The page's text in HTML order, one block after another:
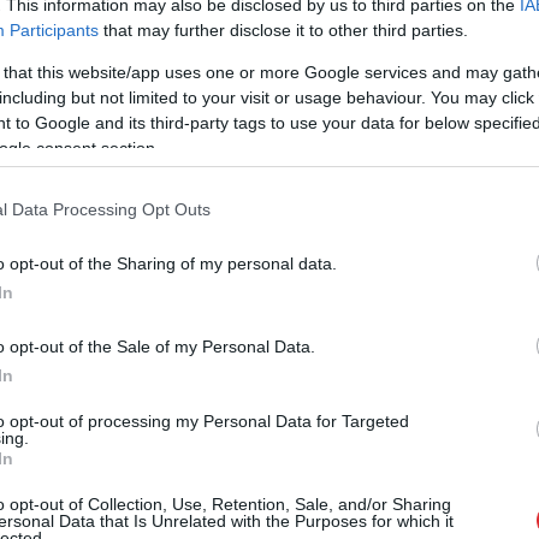
This information may also be disclosed by us to third parties on the
Participants that may further disclose it to other third parties.
that this website/app uses one or more Google services and may
but not limited to your visit or usage behaviour. You may
to Google and its third-party tags to use your data for below
consent section.
Data Processing Opt Outs
opt-out of the Sharing of my personal data.
opt-out of the Sale of my Personal Data.
opt-out of processing my Personal Data for Targeted
opt-out of Collection, Use, Retention, Sale, and/or Sharing
Data that Is Unrelated with the Purposes for which it
paziņoja, ka šādi likuma grozījumi būtu
starptautiskajiem likumiem. Piemēram,
pants nosaka, ka visiem ir tiesības uz vārda
arī tiesības brīvi paust viedokļus. Tiesa, 10.
punkti, kuri attaisnotu vārda brīvības
teritoriālā integritāte, sabiedriskā
veselība vai morāles aizsardzība”.
par to, vai ir pamatoti
noliegšanu. Pirms septiņiem gadiem –
pieņēma rezolūciju, kurā nosodīja
Vācija, kas tobrīd bija Eiropas Savienības
noliegšana būtu jāatzīst par